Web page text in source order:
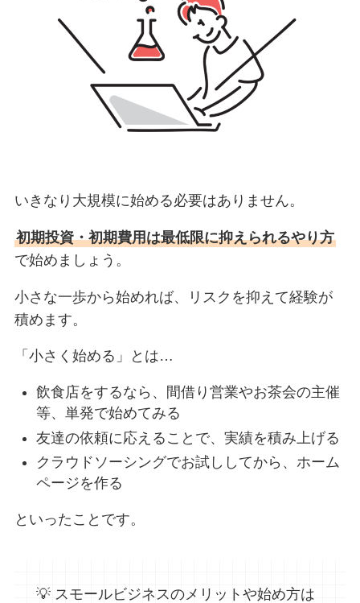
いきなり大規模に始める必要はありません。
初期投資・初期費用は最低限に抑えられるやり方
で始めましょう。
小さな一歩から始めれば、リスクを抑えて経験が
積めます。
「小さく始める」とは…
飲食店をするなら、間借り営業やお茶会の主催
等、単発で始めてみる
友達の依頼に応えることで、実績を積み上げる
クラウドソーシングでお試ししてから、ホーム
ページを作る
といったことです。
💡 スモールビジネスのメリットや始め方は